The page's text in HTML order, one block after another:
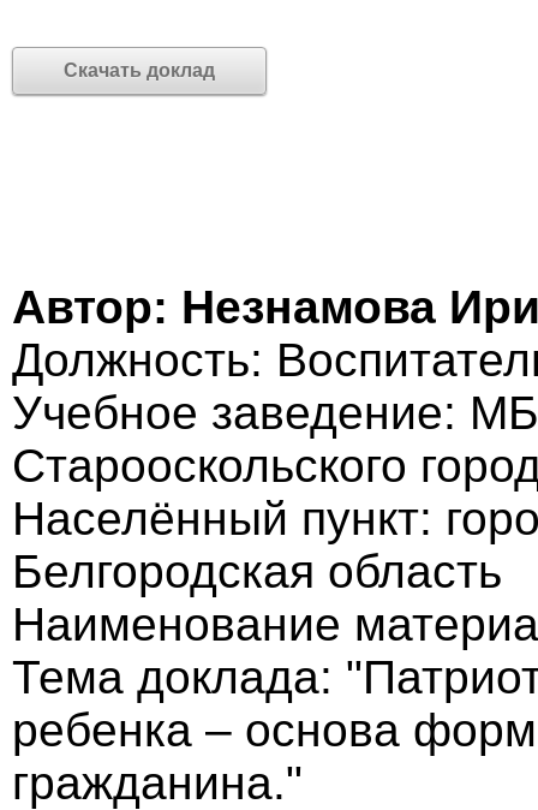
Скачать доклад
Автор: Незнамова
Должность:
Учебное заведение:
Старооскольского
Населённый пункт:
Белгородская область
Наименование
Тема доклада:
ребенка – основа
гражданина."